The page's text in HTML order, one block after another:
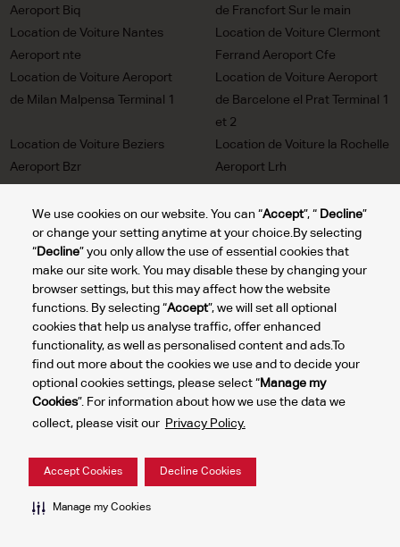
We use cookies on our website. You can “Accept”, “ Decline”
or change your setting anytime at your choice.By selecting
“ Decline” you only allow the use of essential cookies that
make our site work. You may disable these by changing your
browser settings, but this may affect how the website
functions. By selecting “Accept”, we will set all optional
cookies that help us analyse traffic, offer enhanced
functionality, as well as personalised content and ads.To
find out more about the cookies we use and to decide your
optional cookies settings, please select “Manage my
Cookies”. For information about how we use the data we
collect, please visit our Privacy Policy.
Accept Cookies Decline Cookies
Manage my Cookies
Aeroport Biq
de Francfort Sur le main
Location de Voiture Nantes
Aeroport nte
Location de Voiture Clermont
Ferrand Aeroport Cfe
Location de Voiture Aeroport
de Milan Malpensa Terminal 1
Location de Voiture Aeroport
de Barcelone el Prat Terminal 1
et 2
Location de Voiture Beziers
Aeroport Bzr
Location de Voiture la Rochelle
Aeroport Lrh
Aeroport Puf
Aeroport Nce
Location de Voiture Rennes
Aeroport Rns
Location de Voiture Nimes
Aeroport Fni
Location de Voiture Lyon
Aeroport Lys
Location de Voiture Cannes
Mandelieu Aeroport Ceq
Location de Voiture Lourdes
Tarbes Aeroport lde
Location de Voiture St Tropez
Aeroport Ltt
Politique de confidentialité
Conditions d'utilisation du site
Gérer